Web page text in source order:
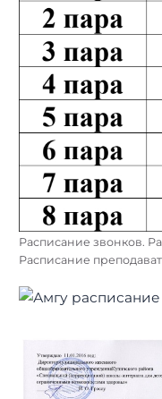
Расписание звонков.
Расписание